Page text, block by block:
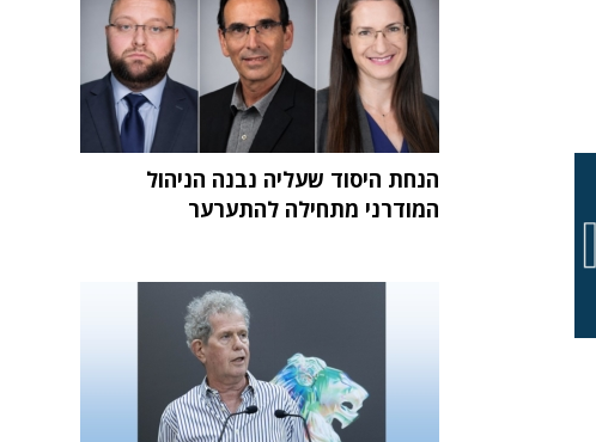
הנחת היסוד שעליה נבנה הניהול
המודרני מתחילה להתערער